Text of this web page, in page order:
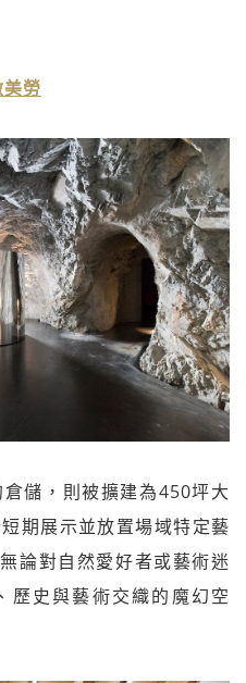
勞
儲，則被擴建為450坪大
期展示並放置場域特定藝
論對自然愛好者或藝術迷
歷史與藝術交織的魔幻空